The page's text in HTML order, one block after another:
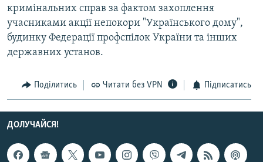
Усі сайти RFE/RL
кримінальних справ за фактом захоплення
учасниками акції непокори "Українського дому",
будинку Федерації профспілок України та інших
державних установ.
Поділитись Читати без VPN Підписатись
ДОЛУЧАЙСЯ!